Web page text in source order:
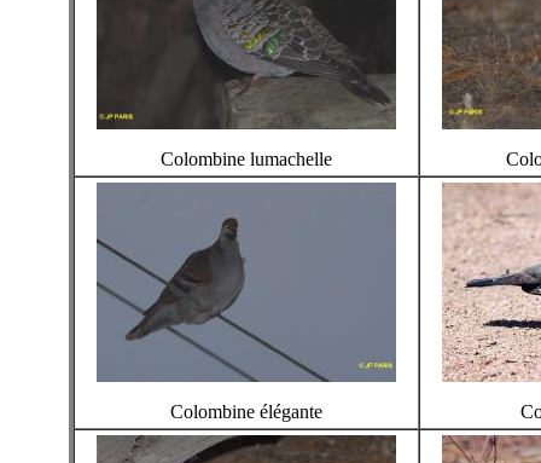
Colombine lumachelle
Colombine élégante